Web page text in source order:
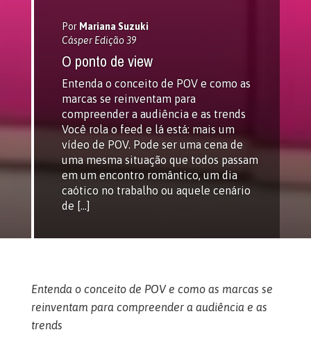
Por Mariana Suzuki
Cásper Edição 39
O ponto de view
Entenda o conceito de POV e como as
marcas se reinventam para
compreender a audiência e as trends
Você rola o feed e lá está: mais um
vídeo de POV. Pode ser uma cena de
uma mesma situação que todos passam
em um encontro romântico, um dia
caótico no trabalho ou aquele cenário
de […]
Entenda o conceito de POV e como as marcas se
reinventam para compreender a audiência e as
trends